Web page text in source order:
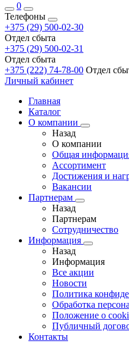
0
Телефоны
+375 (29) 500-02-30
Отдел сбыта
+375 (29) 500-02-31
Отдел сбыта
+375 (222) 74-78-00 Отдел
Личный кабинет
Главная
Каталог
О компании
Назад
О компании
Общая
Ассортимент
Достижения и
Вакансии
Партнерам
Назад
Партнерам
Сотрудничество
Информация
Назад
Информация
Все акции
Новости
Политика
Обработка
Положение о
Публичный
Контакты